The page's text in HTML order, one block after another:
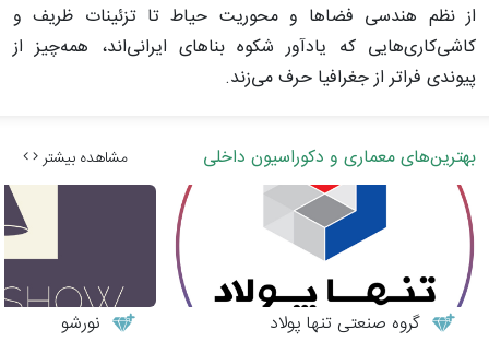
از نظم هندسی فضاها و محوریت حیاط تا تزئینات ظریف و
کاشی‌کاری‌هایی که یادآور شکوه بناهای ایرانی‌اند، همه‌چیز از
پیوندی فراتر از جغرافیا حرف می‌زند.
بهترین‌های معماری و دکوراسیون داخلی مشاهده بیشتر
گروه صنعتی تنها پولاد نورشو